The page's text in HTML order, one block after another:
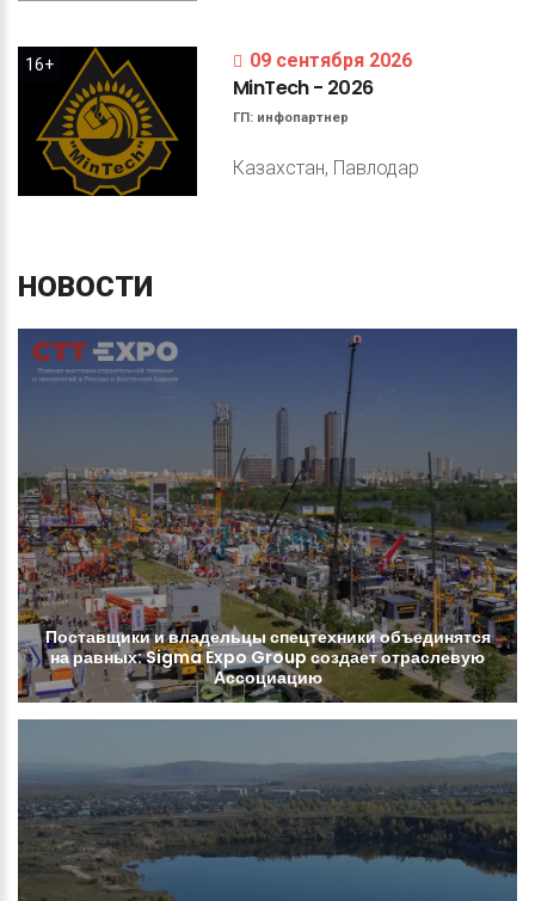
16+ 09 сентября 2026
MinTech- 2026
ГП: инфопартнер
Казахстан, Павлодар
НОВОСТИ
Поставщикиивладельцыспецтехникиобъединятся
наравных:SigmaExpoGroup создаетотраслевую
Ассоциацию